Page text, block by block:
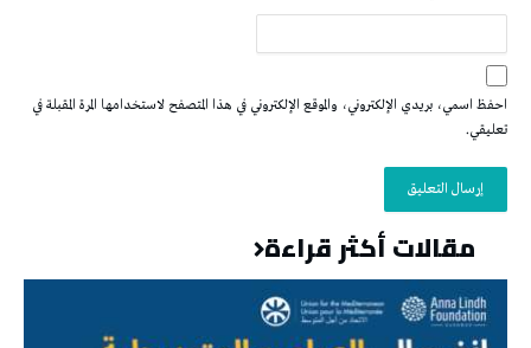
احفظ اسمي، بريدي الإلكتروني، والموقع الإلكتروني في هذا المتصفح لاستخدامها المرة المقبلة في
تعليقي.
مقالات أكثر قراءة